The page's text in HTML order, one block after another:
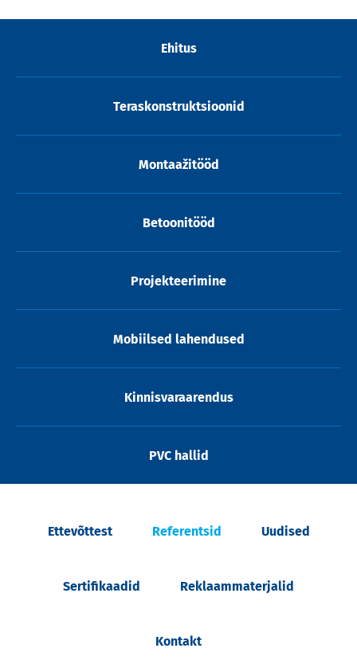
Ehitus
Teraskonstruktsioonid
Montaažitööd
Betoonitööd
Projekteerimine
Mobiilsed lahendused
Kinnisvaraarendus
PVC hallid
Ettevõttest Referentsid Uudised
Sertifikaadid Reklaammaterjalid
Kontakt